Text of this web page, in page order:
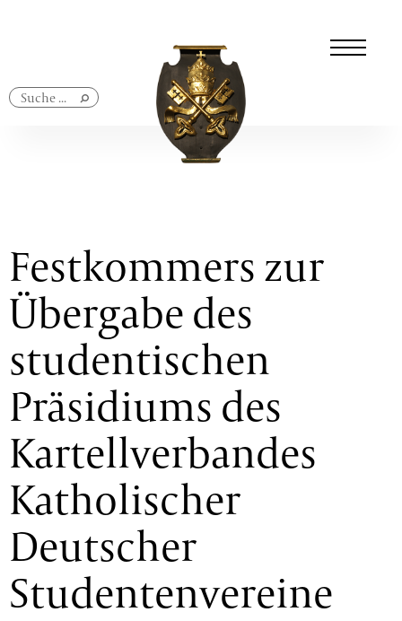
Festkommers zur
Übergabe des
studentischen
Präsidiums des
Kartellverbandes
Katholischer
Deutscher
Studentenvereine